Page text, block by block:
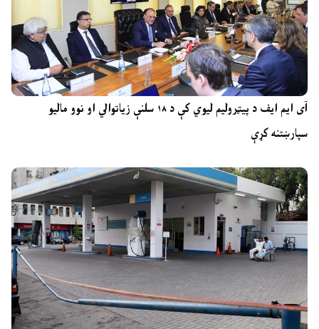
آی ایم ایف د پیټرولیم لیوي کې د ۱۸ سلنې زیاتوالي او نوو مالیو
سپارښتنه کړې